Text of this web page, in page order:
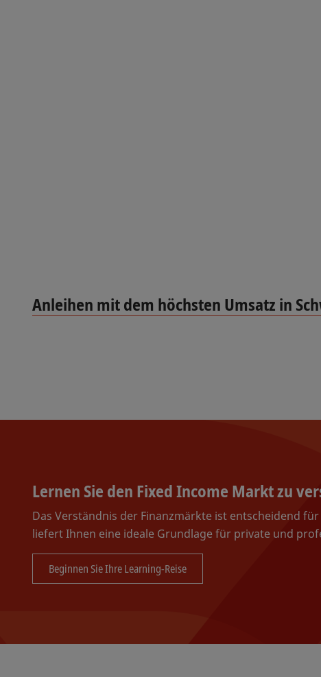
Anleihen mit dem höchsten Umsatz in
Lernen Sie den Fixed Income Markt zu
Das Verständnis der Finanzmärkte ist entscheidend
liefert Ihnen eine ideale Grundlage für private und
Beginnen Sie Ihre Learning-Reise